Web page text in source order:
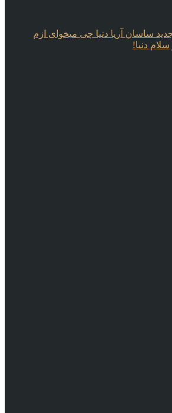
ساسان آریا دنیا چی میخوای ازم
سلام دنیا!